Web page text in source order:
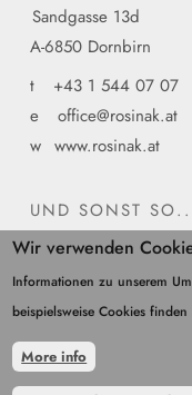
Sandgasse 13d
A-6850 Dornbirn
t
+43 1 544 07 07
e office@rosinak.at
w www.rosinak.at
UND SONST
Home
Kontakt
Impressum
Datenschutz
Wir verwenden
Informationen zu unserem
beispielsweise Cookies
More info